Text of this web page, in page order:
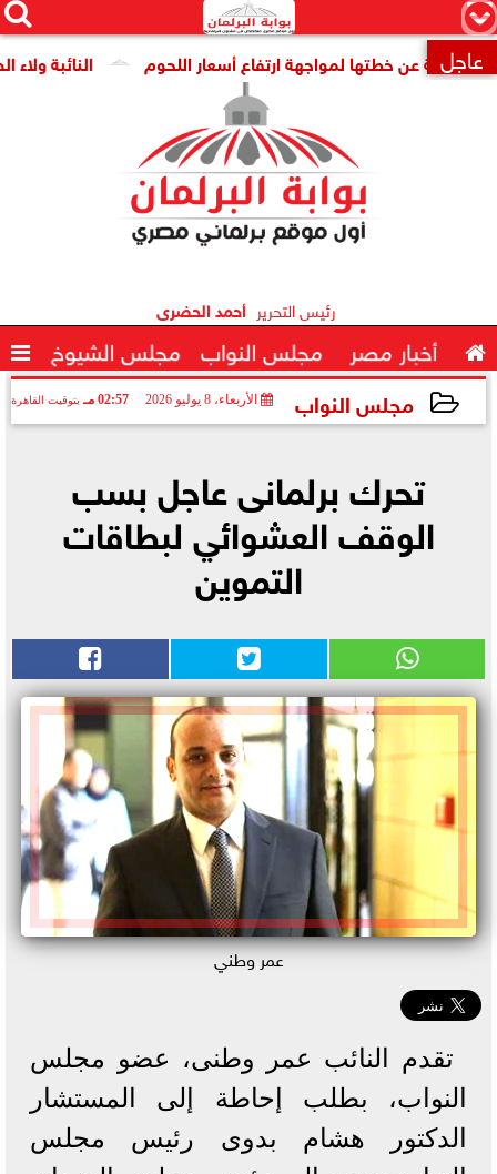
×


 عاجل النائبة ولاء عن خطتها لمواجهة ارتفاع أسعار اللحوم
رئيس التحرير أحمد الحضرى
 أخبار مصر مجلس النواب مجلس الشيوخ 
مجلس النواب الأربعاء، 8 يوليو 2026 02:57 مـ بتوقيت القاهرة
تحرك برلمانى عاجل بسب
الوقف العشوائي لبطاقات
التموين
عمر وطني
تقدم النائب عمر وطنى، عضو مجلس
النواب، بطلب إحاطة إلى المستشار
الدكتور هشام بدوى رئيس مجلس